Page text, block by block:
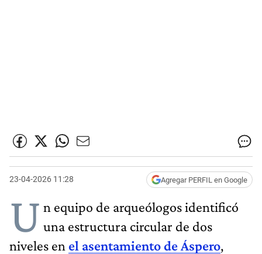
23-04-2026 11:28 Agregar PERFIL en Google
U n equipo de arqueólogos identificó
una estructura circular de dos
niveles en el asentamiento de Áspero,